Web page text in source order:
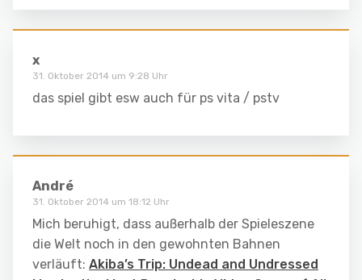
x
31. Oktober 2014 um 9:28 Uhr
das spiel gibt esw auch für ps vita / pstv
André
31. Oktober 2014 um 18:12 Uhr
Mich beruhigt, dass außerhalb der Spieleszene
die Welt noch in den gewohnten Bahnen
verläuft: Akiba’s Trip: Undead and Undressed